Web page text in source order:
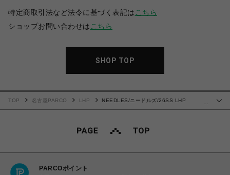
特定商取引法など法令に基づく表記は こちら
ショップお問い合わせは こちら
SHOP TOP
…
TOP 名古屋PARCO LHP
NEEDLES/ニードルズ/26SS LHP
PARCOポイント